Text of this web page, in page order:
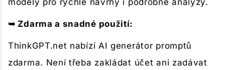
modely pro rychlé návrhy i podrobné analýzy.
➥ Zdarma a snadné použití:
ThinkGPT.net nabízí AI generátor promptů
zdarma. Není třeba zakládat účet ani zadávat